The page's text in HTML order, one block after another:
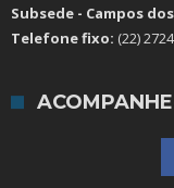
Subsede - Campos
Telefone fixo: (22)